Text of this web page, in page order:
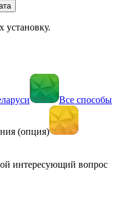
Все способы
(опция)
интересующий вопрос